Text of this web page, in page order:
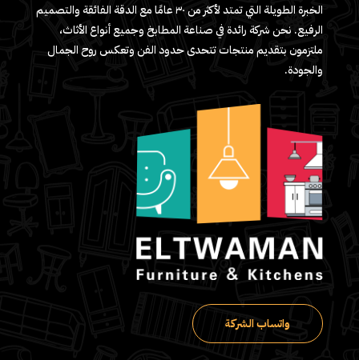
الخبرة الطويلة التي تمتد لأكثر من ٣٠ عامًا مع الدقة الفائقة والتصميم
الرفيع. نحن شركة رائدة في صناعة المطابخ وجميع أنواع الأثاث،
ملتزمون بتقديم منتجات تتحدى حدود الفن وتعكس روح الجمال
والجودة.
واتساب الشركة